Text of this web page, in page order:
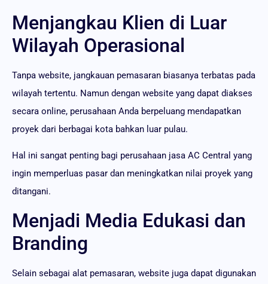
Menjangkau Klien di Luar
Wilayah Operasional
Tanpa website, jangkauan pemasaran biasanya terbatas pada
wilayah tertentu. Namun dengan website yang dapat diakses
secara online, perusahaan Anda berpeluang mendapatkan
proyek dari berbagai kota bahkan luar pulau.
Hal ini sangat penting bagi perusahaan jasa AC Central yang
ingin memperluas pasar dan meningkatkan nilai proyek yang
ditangani.
Menjadi Media Edukasi dan
Branding
Selain sebagai alat pemasaran, website juga dapat digunakan